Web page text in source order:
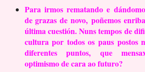
Para irmos rematando e
de grazas de novo, poñemos
última cuestión. Nuns tempos de
cultura por todos os paus postos
diferentes puntos, que
optimismo de cara ao futuro?